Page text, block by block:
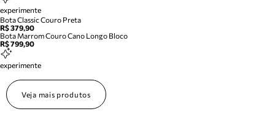
experimente
Bota Classic Couro Preta
R$ 379,90
Bota Marrom Couro Cano Longo Bloco
R$ 799,90
experimente
Veja mais produtos